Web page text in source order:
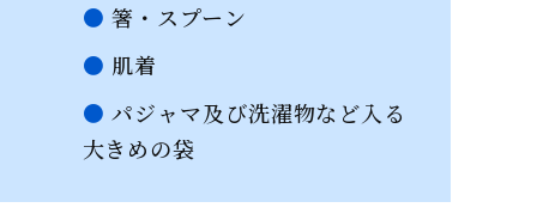
箸・スプーン
肌着
パジャマ及び洗濯物など入る
大きめの袋